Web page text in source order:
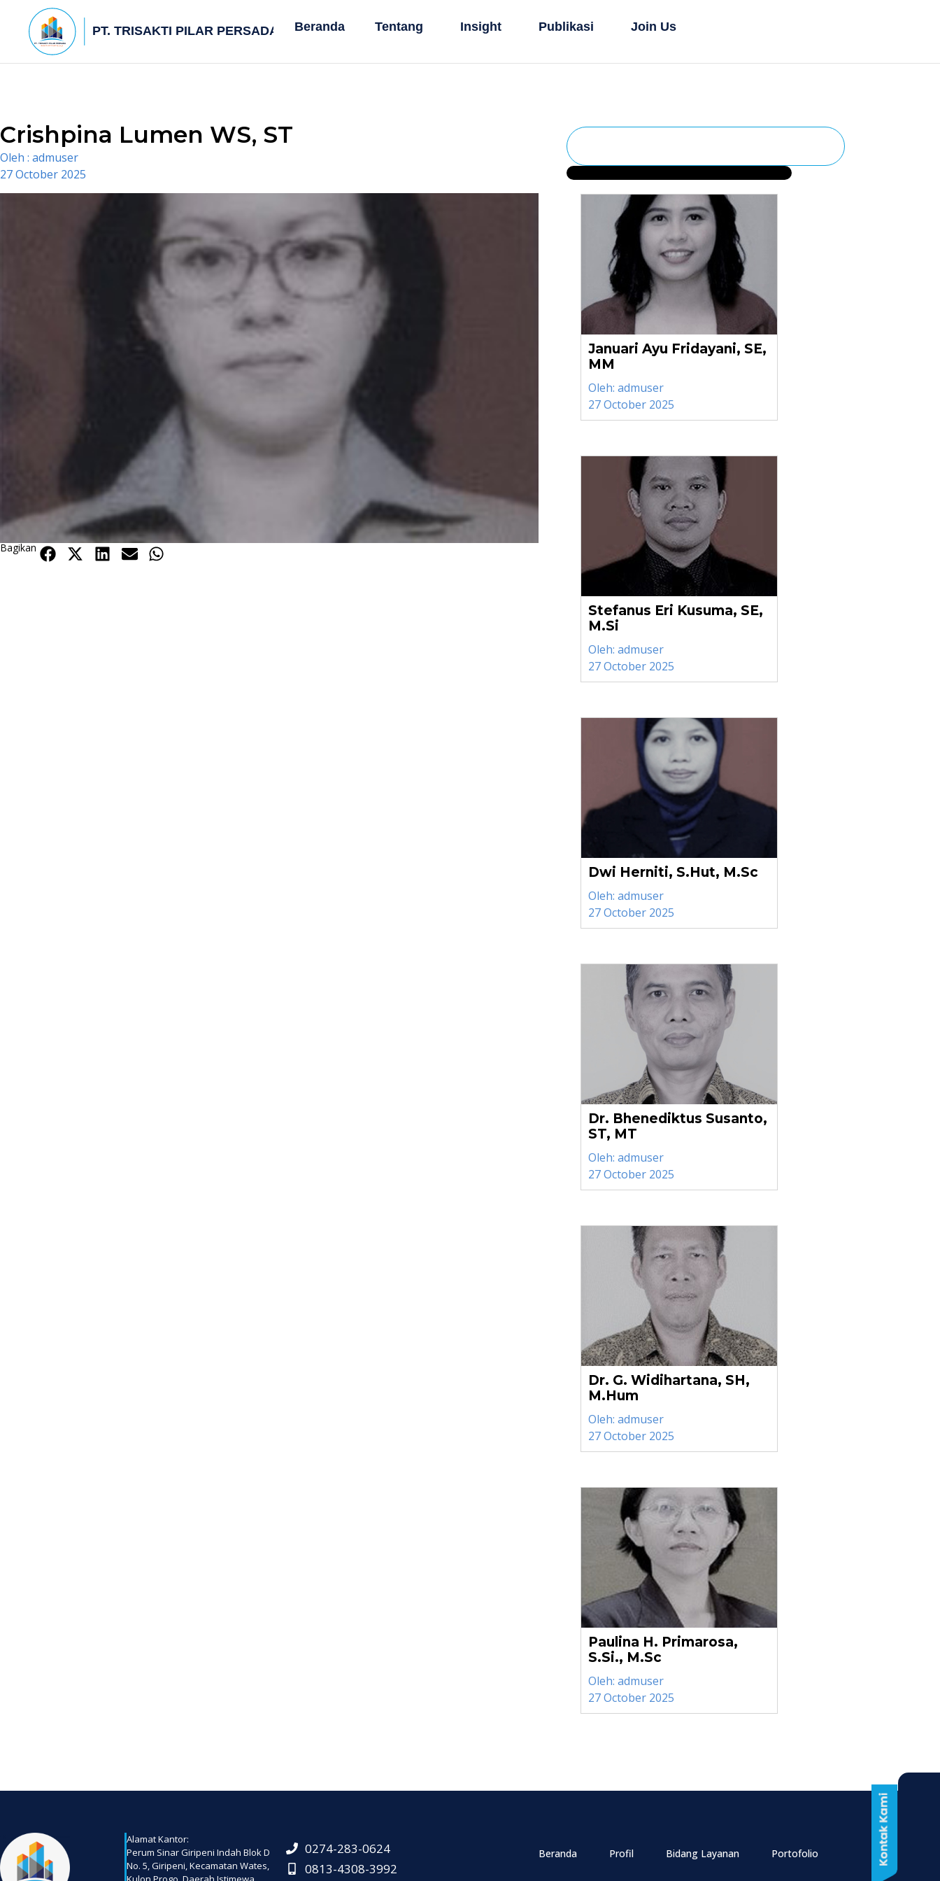
Beranda Tentang Insight Publikasi Join Us
Crishpina Lumen WS, ST
Oleh : admuser
27 October 2025
Bagikan
Januari Ayu Fridayani, SE,
MM
Oleh: admuser
27 October 2025
Stefanus Eri Kusuma, SE,
M.Si
Oleh: admuser
27 October 2025
Dwi Herniti, S.Hut, M.Sc
Oleh: admuser
27 October 2025
Dr. Bhenediktus Susanto,
ST, MT
Oleh: admuser
27 October 2025
Dr. G. Widihartana, SH,
M.Hum
Oleh: admuser
27 October 2025
Paulina H. Primarosa,
S.Si., M.Sc
Oleh: admuser
27 October 2025
Alamat Kantor:
Perum Sinar Giripeni Indah Blok D
No. 5, Giripeni, Kecamatan Wates,
0274-283-0624
0813-4308-3992
Beranda Profil Bidang Layanan Portofolio